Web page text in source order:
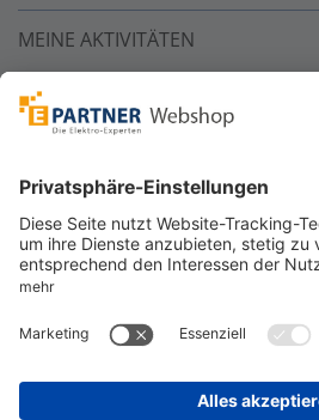
MEINE AKTIVITÄTEN
Unsere Zahlarten
Versandpartner
Sicher bestellen
Versandkosten.
One4Business Solutions GmbH